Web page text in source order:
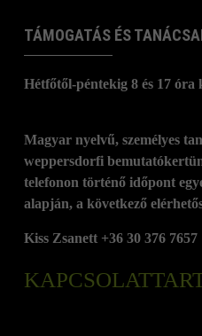
TÁMOGATÁS ÉS
Hétfőtől-péntekig 8 és 17 óra
Magyar nyelvű, személyes
weppersdorfi
telefonon történő időpont
alapján, a következő
Kiss Zsanett +36 30 376 7657